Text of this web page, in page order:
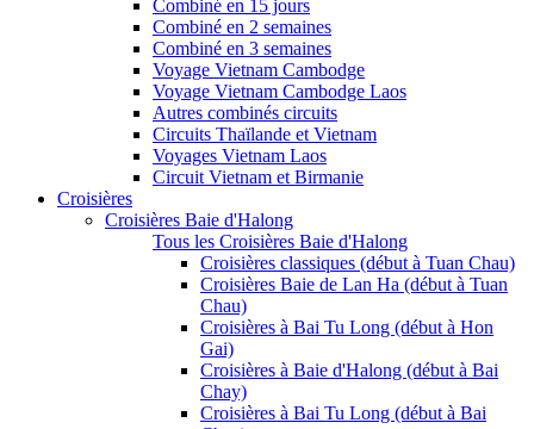
Combiné en 15 jours
Combiné en 2 semaines
Combiné en 3 semaines
Voyage Vietnam Cambodge
Voyage Vietnam Cambodge Laos
Autres combinés circuits
Circuits Thaïlande et Vietnam
Voyages Vietnam Laos
Circuit Vietnam et Birmanie
Croisières
Croisières Baie d'Halong
Tous les Croisières Baie d'Halong
Croisières classiques (début à Tuan Chau)
Croisières Baie de Lan Ha (début à Tuan
Chau)
Croisières à Bai Tu Long (début à Hon
Gai)
Croisières à Baie d'Halong (début à Bai
Chay)
Croisières à Bai Tu Long (début à Bai